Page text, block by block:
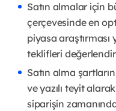
Satın almalar için
çerçevesinde en
piyasa
teklifleri
Satın alma
ve yazılı teyit
siparişin